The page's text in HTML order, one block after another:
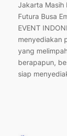
Jakarta Masih
Futura Busa
EVENT
menyediakan
yang
berapapun,
siap